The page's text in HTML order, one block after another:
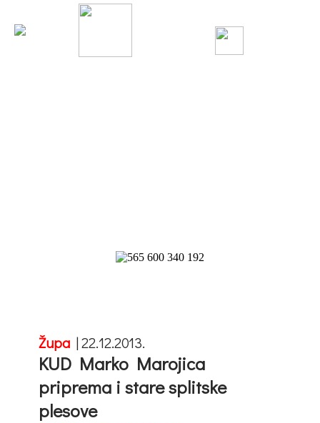
Župa |22.12.2013.
KUD Marko Marojica
priprema i stare splitske
plesove